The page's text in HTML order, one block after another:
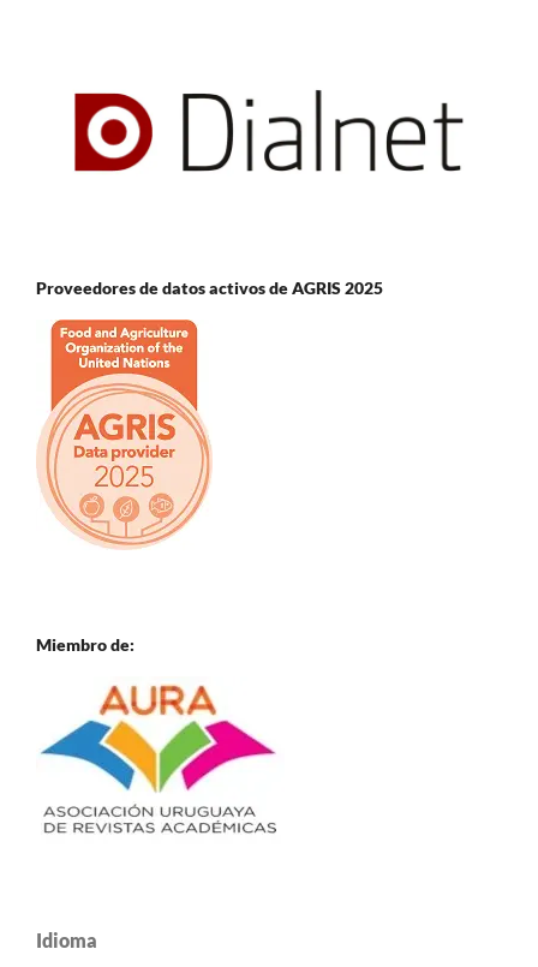
Proveedores de datos activos de AGRIS 2025
Miembro de:
Idioma